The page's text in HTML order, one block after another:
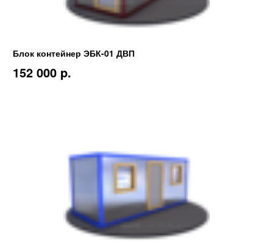
Блок контейнер ЭБК-01 ДВП
152 000 p.